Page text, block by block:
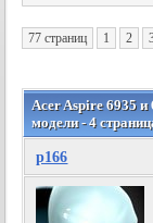
77 страниц 1 2
Acer Aspire 6935
модели - 4
p166